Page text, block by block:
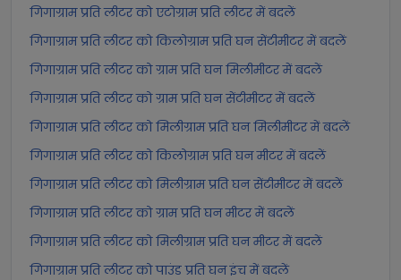
गिगाग्राम प्रति लीटर को एटोग्राम प्रति लीटर में बदलें
गिगाग्राम प्रति लीटर को किलोग्राम प्रति घन सेंटीमीटर में बदलें
गिगाग्राम प्रति लीटर को ग्राम प्रति घन मिलीमीटर में बदलें
गिगाग्राम प्रति लीटर को ग्राम प्रति घन सेंटीमीटर में बदलें
गिगाग्राम प्रति लीटर को मिलीग्राम प्रति घन मिलीमीटर में बदलें
गिगाग्राम प्रति लीटर को किलोग्राम प्रति घन मीटर में बदलें
गिगाग्राम प्रति लीटर को मिलीग्राम प्रति घन सेंटीमीटर में बदलें
गिगाग्राम प्रति लीटर को ग्राम प्रति घन मीटर में बदलें
गिगाग्राम प्रति लीटर को मिलीग्राम प्रति घन मीटर में बदलें
गिगाग्राम प्रति लीटर को पाउंड प्रति घन इंच में बदलें